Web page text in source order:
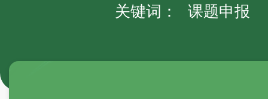
关键词： 课题申报